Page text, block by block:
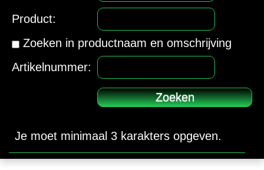
Product:
Zoeken in productnaam en omschrijving
Artikelnummer:
Je moet minimaal 3 karakters opgeven.